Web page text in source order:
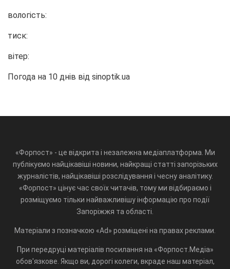
вологість:
тиск:
вітер:
Погода на 10 днів від sinoptik.ua
«Форпост» - це відкрита і незалежна медіаплатформа. Ми
публікуємо найцікавіші новини, найкращі статті запорізьких
журналістів, найцікавіші розслідування і чесну аналітику.
«Форпост» цінує час своїх читачів, тому ми відбираємо і
розміщуємо тільки найважливішу інформацію про події
Запоріжжя та області.
Матеріали з позначкою «Ad» розміщені на правах реклами.
При передруці матеріалів посилання на «Форпост.Медіа»
обов'язкове. Якщо ви, дорогі колеги, вкраде наш матеріал,